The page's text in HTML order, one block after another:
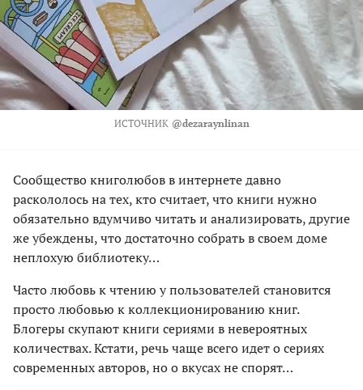
ИСТОЧНИК @dezaraynlinan
Сообщество книголюбов в интернете давно
раскололось на тех, кто считает, что книги нужно
обязательно вдумчиво читать и анализировать, другие
же убеждены, что достаточно собрать в своем доме
неплохую библиотеку…
Часто любовь к чтению у пользователей становится
просто любовью к коллекционированию книг.
Блогеры скупают книги сериями в невероятных
количествах. Кстати, речь чаще всего идет о сериях
современных авторов, но о вкусах не спорят…